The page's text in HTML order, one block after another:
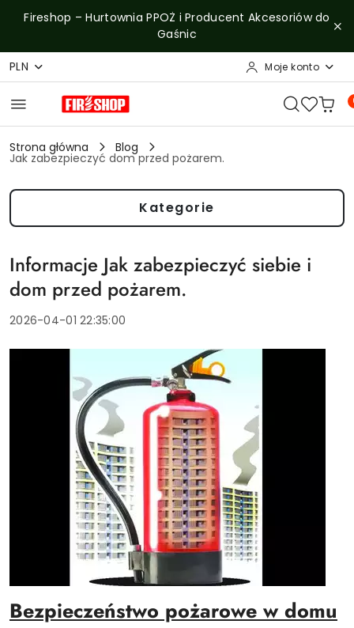
Przejdź do treści głównej
Przejdź do wyszukiwarki
Przejdź do moje konto
Przejdź do menu głównego
Przejdź do stopki
Fireshop – Hurtownia PPOŻ i Producent Akcesoriów do
Gaśnic
PLN Moje konto
Strona główna Blog
Jak zabezpieczyć dom przed pożarem.
Kategorie
Informacje Jak zabezpieczyć siebie i
dom przed pożarem.
2026-04-01 22:35:00
Bezpieczeństwo pożarowe w domu